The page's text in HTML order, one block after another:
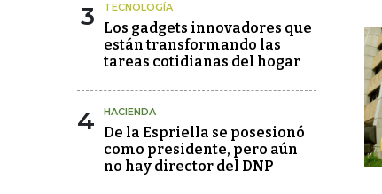
3 TECNOLOGÍA
Los gadgets innovadores que
están transformando las
tareas cotidianas del hogar
4 HACIENDA
De la Espriella se posesionó
como presidente, pero aún
no hay director del DNP